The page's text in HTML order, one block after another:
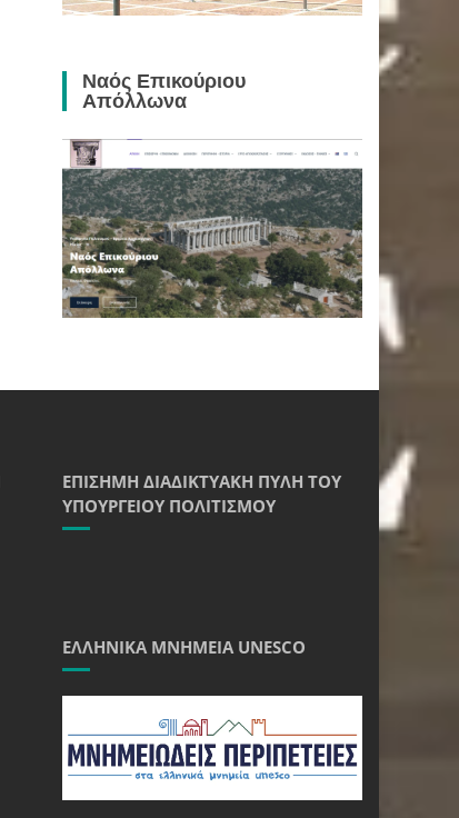
Ναός Επικούριου
Απόλλωνα
ΕΠΊΣΗΜΗ ΔΙΑΔΙΚΤΥΑΚΉ ΠΎΛΗ ΤΟΥ
ΥΠΟΥΡΓΕΊΟΥ ΠΟΛΙΤΙΣΜΟΎ
ΕΛΛΗΝΙΚΆ ΜΝΗΜΕΊΑ UNESCO